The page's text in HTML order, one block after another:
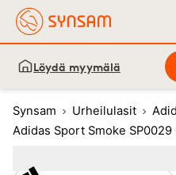
Löydä myymälä
Synsam Urheilulasit
Adidas Sport Smoke SP0029